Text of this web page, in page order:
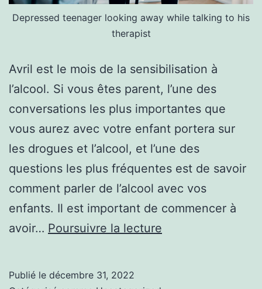
Depressed teenager looking away while talking to his
therapist
Avril est le mois de la sensibilisation à
l’alcool. Si vous êtes parent, l’une des
conversations les plus importantes que
vous aurez avec votre enfant portera sur
les drogues et l’alcool, et l’une des
questions les plus fréquentes est de savoir
comment parler de l’alcool avec vos
enfants. Il est important de commencer à
avoir… Poursuivre la lecture
Publié le décembre 31, 2022